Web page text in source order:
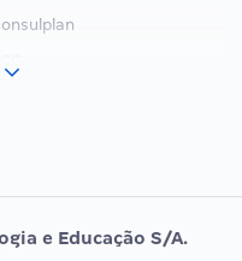
e Educação S/A.